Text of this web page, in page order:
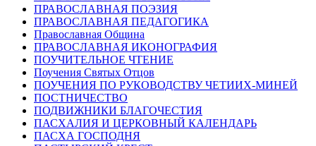
ПРАВОСЛАВНАЯ ПОЭЗИЯ
ПРАВОСЛАВНАЯ ПЕДАГОГИКА
Православная Община
ПРАВОСЛАВНАЯ ИКОНОГРАФИЯ
ПОУЧИТЕЛЬНОЕ ЧТЕНИЕ
Поучения Святых Отцов
ПОУЧЕНИЯ ПО РУКОВОДСТВУ ЧЕТИИХ-МИНЕЙ
ПОСТНИЧЕСТВО
ПОДВИЖНИКИ БЛАГОЧЕСТИЯ
ПАСХАЛИЯ И ЦЕРКОВНЫЙ КАЛЕНДАРЬ
ПАСХА ГОСПОДНЯ